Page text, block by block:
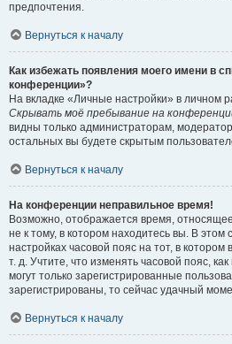
предпочтения.
Вернуться к началу
Как избежать появления моего имени в
конференции»?
На вкладке «Личные настройки» в личном
Скрывать моё пребывание на
видны только администраторам,
остальных вы будете скрытым
Вернуться к началу
На конференции неправильное время!
Возможно, отображается время,
не к тому, в котором находитесь вы. В этом
настройках часовой пояс на тот, в
т. д. Учтите, что изменять часовой пояс,
могут только зарегистрированные
зарегистрированы, то сейчас удачный
Вернуться к началу